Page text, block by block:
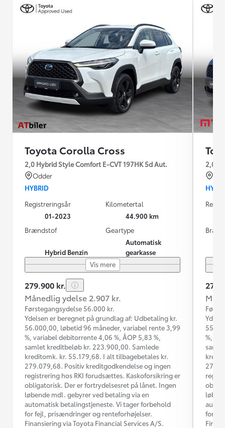
Toyota Corolla Cross
2,0 Hybrid Style Comfort E-CVT 197HK 5d Aut.
Odder
HYBRID
Registreringsår
01-2023
Kilometertal
44.900 km
Brændstof
Hybrid Benzin
Geartype
Automatisk
gearkasse
Vis mere
279.900 kr.
Månedlig ydelse 2.907 kr.
Førstegangsydelse 56.000 kr.
Ydelsen er beregnet på grundlag af: Udbetaling kr.
56.000,00, løbetid 96 måneder, variabel rente 3,99
%, variabel debitorrente 4,06 %, ÅOP 5,83 %,
samlet kreditbeløb kr. 223.900,00. Samlede
kreditomk. kr. 55.179,68. I alt tilbagebetales kr.
279.079,68. Positiv kreditgodkendelse og ingen
registrering hos RKI forudsættes. Kaskoforsikring er
obligatorisk. Der er fortrydelsesret på lånet. Ingen
løbende mdl. gebyrer ved betaling via en
automatisk betalingstjeneste. Vi tager forbehold
for fejl, prisændringer og renteforhøjelser.
Finansiering via Toyota Financial Services A/S.
2,0
%,
for